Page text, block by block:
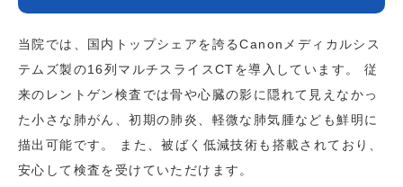
当院では、国内トップシェアを誇るCanonメディカルシス
テムズ製の16列マルチスライスCTを導入しています。 従
来のレントゲン検査では骨や心臓の影に隠れて見えなかっ
た小さな肺がん、初期の肺炎、軽微な肺気腫なども鮮明に
描出可能です。 また、被ばく低減技術も搭載されており、
安心して検査を受けていただけます。